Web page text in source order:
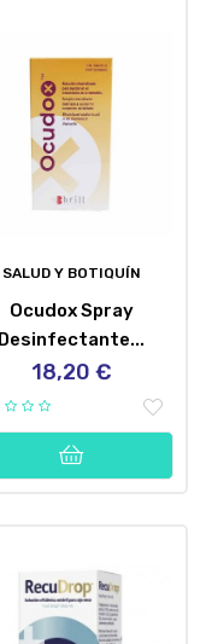
SALUD Y BOTIQUÍN
Ocudox Spray
Desinfectante...
Precio
18,20 €